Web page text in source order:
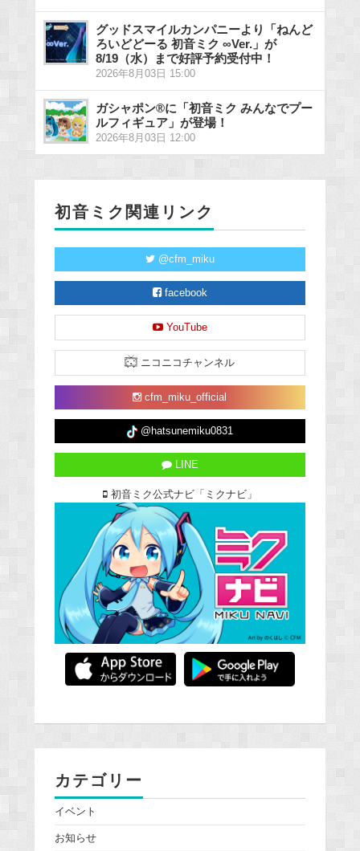
グッドスマイルカンパニーより「ねんど
ろいどどーる 初音ミク ∞Ver.」が
8/19（水）まで好評予約受付中！
2026年8月03日 15:00
ガシャポン®に「初音ミク みんなでプー
ルフィギュア」が登場！
2026年8月03日 12:00
初音ミク関連リンク
@cfm_miku
facebook
YouTube
ニコニコチャンネル
cfm_miku_official
@hatsunemiku0831
LINE
初音ミク公式ナビ「ミクナビ」
カテゴリー
イベント
お知らせ